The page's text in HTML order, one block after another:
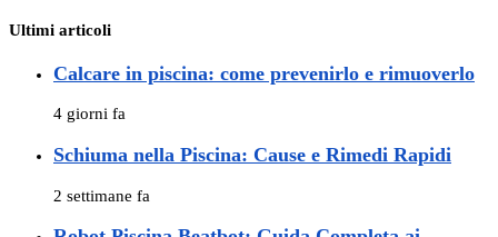
Ultimi articoli
Calcare in piscina: come prevenirlo e rimuoverlo
4 giorni fa
Schiuma nella Piscina: Cause e Rimedi Rapidi
2 settimane fa